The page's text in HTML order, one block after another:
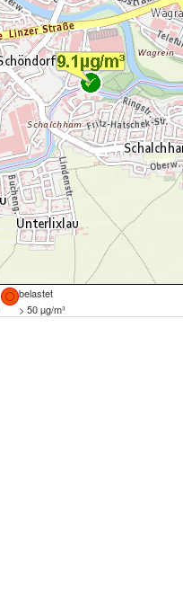
belastet
> 50 µg/m³